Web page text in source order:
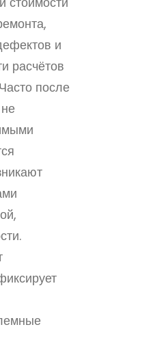
и
расчётов
после